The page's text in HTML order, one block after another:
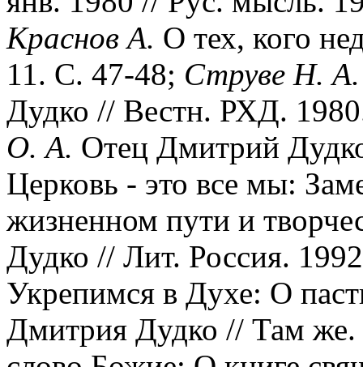
Краснов А. О тех, кого
11. С. 47-48; Струве Н. А.
Дудко // Вестн. РХД.
О. А. Отец Дмитрий
Церковь - это все мы:
жизненном пути и
Дудко // Лит. Россия.
Укрепимся в Духе: О
Дмитрия Дудко // Там